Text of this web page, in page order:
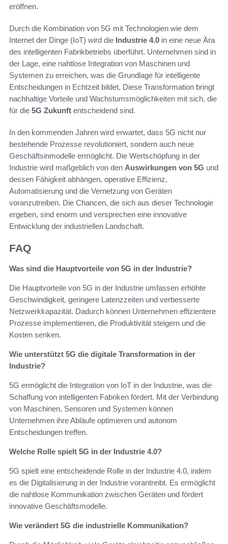
eröffnen.
Durch die Kombination von 5G mit Technologien wie dem
Internet der Dinge (IoT) wird die Industrie 4.0 in eine neue Ära
des intelligenten Fabrikbetriebs überführt. Unternehmen sind in
der Lage, eine nahtlose Integration von Maschinen und
Systemen zu erreichen, was die Grundlage für intelligente
Entscheidungen in Echtzeit bildet. Diese Transformation bringt
nachhaltige Vorteile und Wachstumsmöglichkeiten mit sich, die
für die 5G Zukunft entscheidend sind.
In den kommenden Jahren wird erwartet, dass 5G nicht nur
bestehende Prozesse revolutioniert, sondern auch neue
Geschäftsinmodelle ermöglicht. Die Wertschöpfung in der
Industrie wird maßgeblich von den Auswirkungen von 5G und
dessen Fähigkeit abhängen, operative Effizienz,
Automatisierung und die Vernetzung von Geräten
voranzutreiben. Die Chancen, die sich aus dieser Technologie
ergeben, sind enorm und versprechen eine innovative
Entwicklung der industriellen Landschaft.
FAQ
Was sind die Hauptvorteile von 5G in der Industrie?
Die Hauptvorteile von 5G in der Industrie umfassen erhöhte
Geschwindigkeit, geringere Latenzzeiten und verbesserte
Netzwerkkapazität. Dadurch können Unternehmen effizientere
Prozesse implementieren, die Produktivität steigern und die
Kosten senken.
Wie unterstützt 5G die digitale Transformation in der
Industrie?
5G ermöglicht die Integration von IoT in der Industrie, was die
Schaffung von intelligenten Fabriken fördert. Mit der Verbindung
von Maschinen, Sensoren und Systemen können
Unternehmen ihre Abläufe optimieren und autonom
Entscheidungen treffen.
Welche Rolle spielt 5G in der Industrie 4.0?
5G spielt eine entscheidende Rolle in der Industrie 4.0, indem
es die Digitalisierung in der Industrie vorantreibt. Es ermöglicht
die nahtlose Kommunikation zwischen Geräten und fördert
innovative Geschäftsmodelle.
Wie verändert 5G die industrielle Kommunikation?